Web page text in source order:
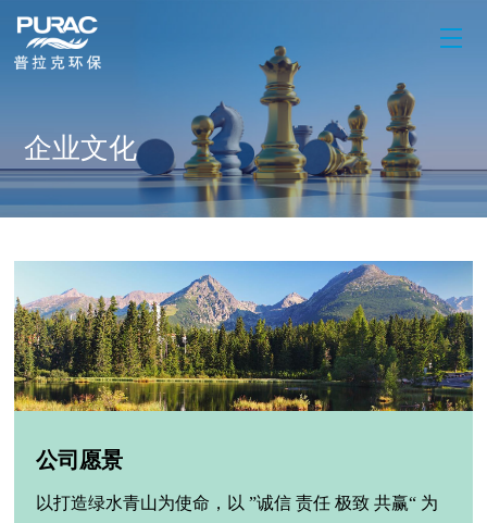
企业文化
公司愿景
以打造绿水青山为使命，以 ”诚信 责任 极致 共赢“ 为